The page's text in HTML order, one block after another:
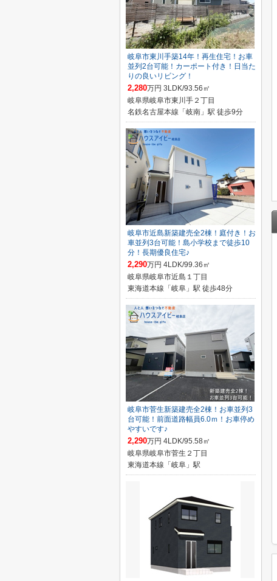
岐阜市東川手築14年！再生住宅！お車
並列2台可能！カーポート付き！日当た
りの良いリビング！
2,280万円 3LDK/93.56㎡
岐阜県岐阜市東川手２丁目
名鉄名古屋本線「岐南」駅 徒歩9分
岐阜市近島新築建売全2棟！庭付き！お
車並列3台可能！島小学校まで徒歩10
分！長期優良住宅♪
2,290万円 4LDK/99.36㎡
岐阜県岐阜市近島１丁目
東海道本線「岐阜」駅 徒歩48分
岐阜市菅生新築建売全2棟！お車並列3
台可能！前面道路幅員6.0ｍ！お車停め
やすいです♪
2,290万円 4LDK/95.58㎡
岐阜県岐阜市菅生２丁目
東海道本線「岐阜」駅